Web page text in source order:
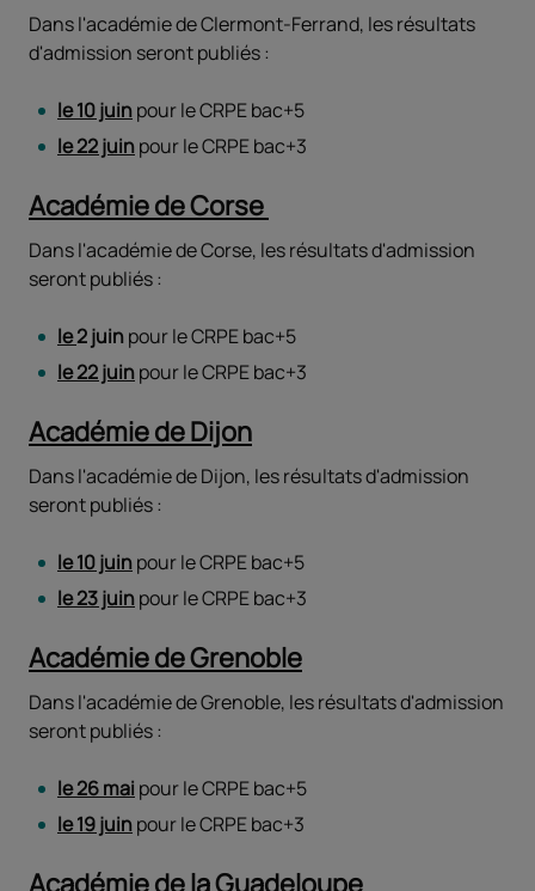
Dans l'académie de Clermont-Ferrand, les résultats
d'admission seront publiés :
le 10 juinpour le CRPE bac+5
le 22 juinpour le CRPE bac+3
Académie de Corse
Dans l'académie de Corse, les résultats d'admission
seront publiés :
le2 juinpour le CRPE bac+5
le 22 juinpour le CRPE bac+3
Académie de Dijon
Dans l'académie de Dijon, les résultats d'admission
seront publiés :
le 10 juinpour le CRPE bac+5
le 23 juinpour le CRPE bac+3
Académie de Grenoble
Dans l'académie de Grenoble, les résultats d'admission
seront publiés :
le 26 mai pour le CRPE bac+5
le 19 juinpour le CRPE bac+3